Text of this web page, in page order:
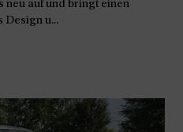
neu auf und bringt einen
Design u...